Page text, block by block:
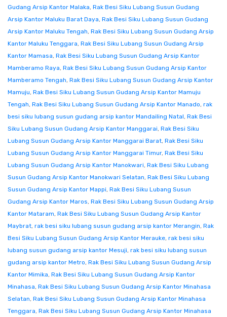
Gudang Arsip Kantor Malaka, Rak Besi Siku Lubang Susun Gudang
Arsip Kantor Maluku Barat Daya, Rak Besi Siku Lubang Susun Gudang
Arsip Kantor Maluku Tengah, Rak Besi Siku Lubang Susun Gudang Arsip
Kantor Maluku Tenggara, Rak Besi Siku Lubang Susun Gudang Arsip
Kantor Mamasa, Rak Besi Siku Lubang Susun Gudang Arsip Kantor
Mamberamo Raya, Rak Besi Siku Lubang Susun Gudang Arsip Kantor
Mamberamo Tengah, Rak Besi Siku Lubang Susun Gudang Arsip Kantor
Mamuju, Rak Besi Siku Lubang Susun Gudang Arsip Kantor Mamuju
Tengah, Rak Besi Siku Lubang Susun Gudang Arsip Kantor Manado, rak
besi siku lubang susun gudang arsip kantor Mandailing Natal, Rak Besi
Siku Lubang Susun Gudang Arsip Kantor Manggarai, Rak Besi Siku
Lubang Susun Gudang Arsip Kantor Manggarai Barat, Rak Besi Siku
Lubang Susun Gudang Arsip Kantor Manggarai Timur, Rak Besi Siku
Lubang Susun Gudang Arsip Kantor Manokwari, Rak Besi Siku Lubang
Susun Gudang Arsip Kantor Manokwari Selatan, Rak Besi Siku Lubang
Susun Gudang Arsip Kantor Mappi, Rak Besi Siku Lubang Susun
Gudang Arsip Kantor Maros, Rak Besi Siku Lubang Susun Gudang Arsip
Kantor Mataram, Rak Besi Siku Lubang Susun Gudang Arsip Kantor
Maybrat, rak besi siku lubang susun gudang arsip kantor Merangin, Rak
Besi Siku Lubang Susun Gudang Arsip Kantor Merauke, rak besi siku
lubang susun gudang arsip kantor Mesuji, rak besi siku lubang susun
gudang arsip kantor Metro, Rak Besi Siku Lubang Susun Gudang Arsip
Kantor Mimika, Rak Besi Siku Lubang Susun Gudang Arsip Kantor
Minahasa, Rak Besi Siku Lubang Susun Gudang Arsip Kantor Minahasa
Selatan, Rak Besi Siku Lubang Susun Gudang Arsip Kantor Minahasa
Tenggara, Rak Besi Siku Lubang Susun Gudang Arsip Kantor Minahasa